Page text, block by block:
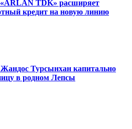
TDK» расширяет
кредит на новую линию
Турсынхан капитально
в родном Лепсы